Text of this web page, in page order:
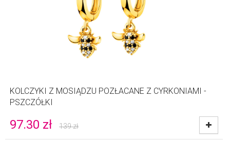
KOLCZYKI Z MOSIĄDZU POZŁACANE Z CYRKONIAMI -
PSZCZÓŁKI
97.30 zł 139zł